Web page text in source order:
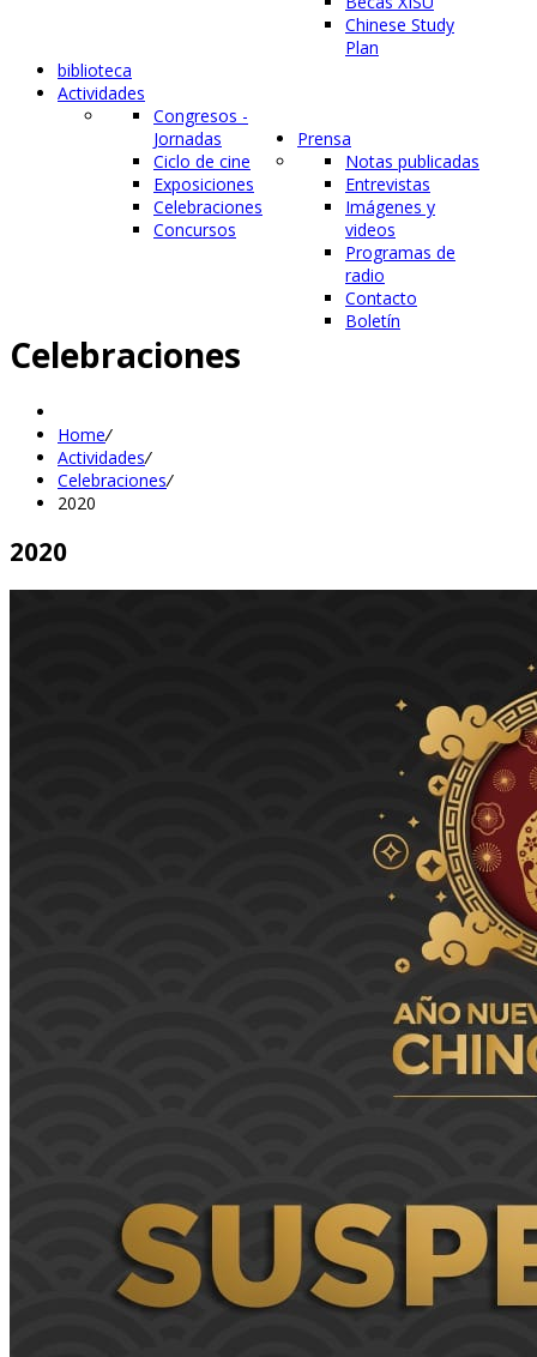
Chinese Study
Plan
biblioteca
Actividades
Congresos -
Jornadas
Ciclo de cine
Exposiciones
Celebraciones
Concursos
Prensa
Notas publicadas
Entrevistas
Imágenes y
videos
Programas de
radio
Contacto
Boletín
Celebraciones
Home/
Actividades/
Celebraciones/
2020
2020